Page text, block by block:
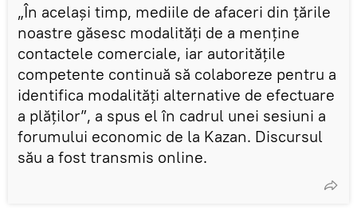
„În același timp, mediile de afaceri din țările
noastre găsesc modalități de a menține
contactele comerciale, iar autoritățile
competente continuă să colaboreze pentru a
identifica modalități alternative de efectuare
a plăților”, a spus el în cadrul unei sesiuni a
forumului economic de la Kazan. Discursul
său a fost transmis online.